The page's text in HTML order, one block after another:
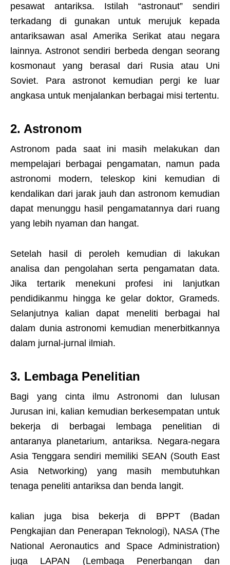
pesawat antariksa. Istilah “astronaut” sendiri
terkadang di gunakan untuk merujuk kepada
antariksawan asal Amerika Serikat atau negara
lainnya. Astronot sendiri berbeda dengan seorang
kosmonaut yang berasal dari Rusia atau Uni
Soviet. Para astronot kemudian pergi ke luar
angkasa untuk menjalankan berbagai misi tertentu.
2. Astronom
Astronom pada saat ini masih melakukan dan
mempelajari berbagai pengamatan, namun pada
astronomi modern, teleskop kini kemudian di
kendalikan dari jarak jauh dan astronom kemudian
dapat menunggu hasil pengamatannya dari ruang
yang lebih nyaman dan hangat.
Setelah hasil di peroleh kemudian di lakukan
analisa dan pengolahan serta pengamatan data.
Jika tertarik menekuni profesi ini lanjutkan
pendidikanmu hingga ke gelar doktor, Grameds.
Selanjutnya kalian dapat meneliti berbagai hal
dalam dunia astronomi kemudian menerbitkannya
dalam jurnal-jurnal ilmiah.
3. Lembaga Penelitian
Bagi yang cinta ilmu Astronomi dan lulusan
Jurusan ini, kalian kemudian berkesempatan untuk
bekerja di berbagai lembaga penelitian di
antaranya planetarium, antariksa. Negara-negara
Asia Tenggara sendiri memiliki SEAN (South East
Asia Networking) yang masih membutuhkan
tenaga peneliti antariksa dan benda langit.
kalian juga bisa bekerja di BPPT (Badan
Pengkajian dan Penerapan Teknologi), NASA (The
National Aeronautics and Space Administration)
juga LAPAN (Lembaga Penerbangan dan